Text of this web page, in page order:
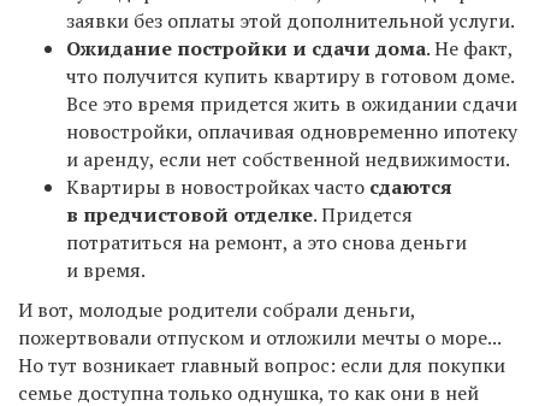
заявки без оплаты этой дополнительной услуги.
Ожидание постройки и сдачи дома. Не факт,
что получится купить квартиру в готовом доме.
Все это время придется жить в ожидании сдачи
новостройки, оплачивая одновременно ипотеку
и аренду, если нет собственной недвижимости.
Квартиры в новостройках часто сдаются
в предчистовой отделке. Придется
потратиться на ремонт, а это снова деньги
и время.
И вот, молодые родители собрали деньги,
пожертвовали отпуском и отложили мечты о море...
Но тут возникает главный вопрос: если для покупки
семье доступна только однушка, то как они в ней